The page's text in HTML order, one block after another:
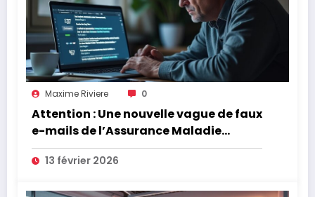
Maxime Riviere 0
Attention : Une nouvelle vague de faux
e-mails de l’Assurance Maladie
menace la couverture de vos frais de
santé
13 février 2026